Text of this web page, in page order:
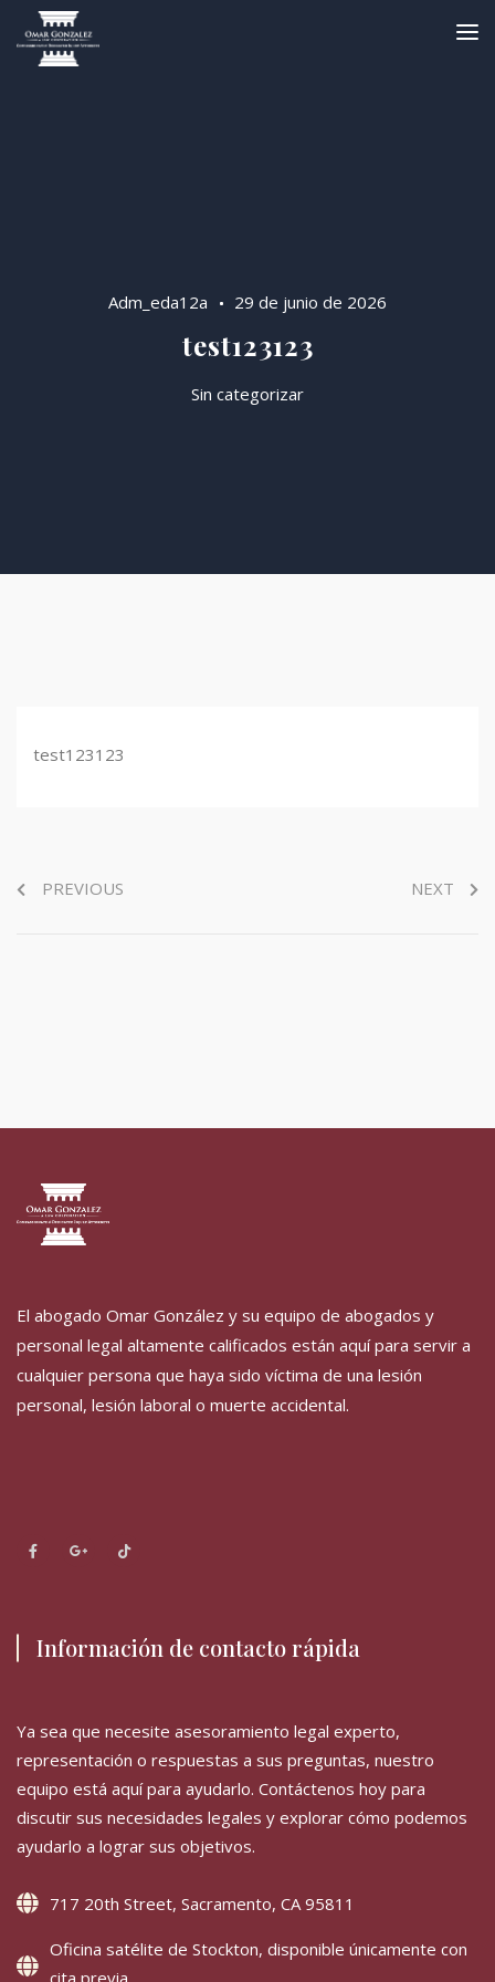
Adm_eda12a 29 de junio de 2026
test123123
Sin categorizar
test123123
PREVIOUS NEXT
El abogado Omar González y su equipo de abogados y
personal legal altamente calificados están aquí para servir a
cualquier persona que haya sido víctima de una lesión
personal, lesión laboral o muerte accidental.
Información de contacto rápida
Ya sea que necesite asesoramiento legal experto,
representación o respuestas a sus preguntas, nuestro
equipo está aquí para ayudarlo. Contáctenos hoy para
discutir sus necesidades legales y explorar cómo podemos
ayudarlo a lograr sus objetivos.
717 20th Street, Sacramento, CA 95811
Oficina satélite de Stockton, disponible únicamente con